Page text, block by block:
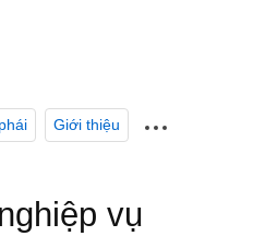
Giới thiệu
vụ